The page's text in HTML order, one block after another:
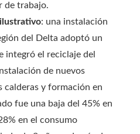
de trabajo.
: una instalación
del Delta adoptó un
integró el reciclaje del
de nuevos
calderas y formación en
fue una baja del 45% en
en el consumo